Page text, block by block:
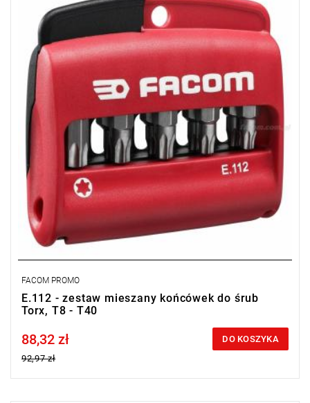
Ilość elementów w zestawie: 11
FACOM PROMO
E.112 - zestaw mieszany końcówek do śrub
Torx, T8 - T40
Price tax included
88,32 zł
92,97 zł
DO KOSZYKA